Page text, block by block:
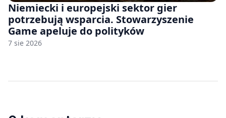
Niemiecki i europejski sektor gier
potrzebują wsparcia. Stowarzyszenie
Game apeluje do polityków
7 sie 2026